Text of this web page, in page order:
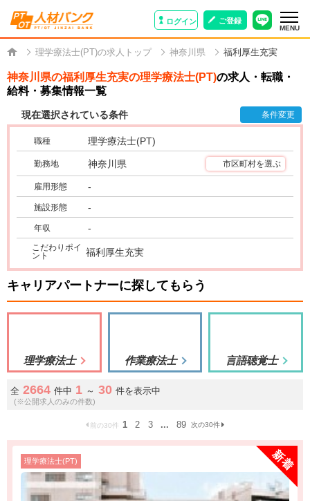
ログイン ご登録
MENU
理学療法士(PT)の求人トップ 神奈川県 福利厚生充実
神奈川県の福利厚生充実の理学療法士(PT)の求人・転職・
給料・募集情報一覧
現在選択されている条件 条件変更
職種 理学療法士(PT)
勤務地 神奈川県 市区町村を選ぶ
雇用形態 -
施設形態 -
年収 -
こだわりポイ
ント
福利厚生充実
キャリアパートナーに探してもらう
理学療法士 作業療法士 言語聴覚士
全 2664 件中 1 ～ 30 件を表示中
(※公開求人のみの件数)
前の30件 1 2 3 ... 89 次の30件
理学療法士(PT)